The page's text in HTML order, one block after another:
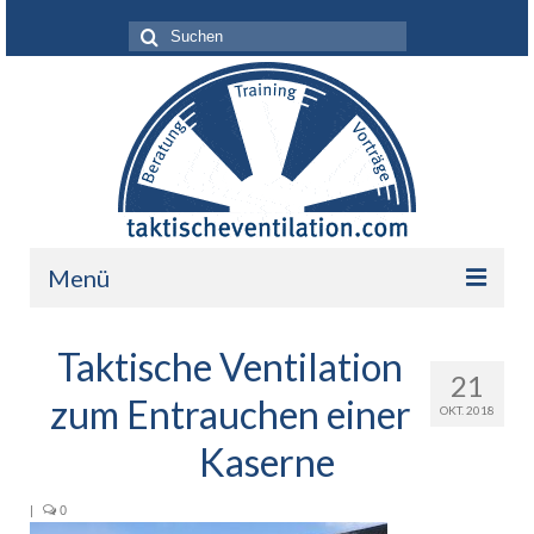
Suche
nach:
Menü
21
OKT. 2018
Taktische Ventilation
zum Entrauchen einer
Kaserne
| 0